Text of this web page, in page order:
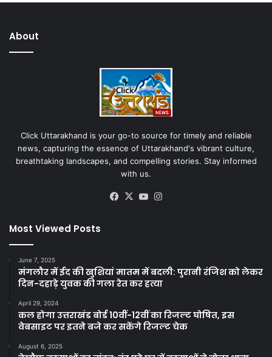
About
Click Uttarakhand is your go-to source for timely and reliable
news, capturing the essence of Uttarakhand's vibrant culture,
breathtaking landscapes, and compelling stories. Stay informed
with us.
Facebook
X YouTube
Most Viewed Posts
June 7, 2025
मंगलौर में ईद की खुशियां मातम में बदली: पुरानी रंजिश को लेकर
दिन-दहाड़े युवक की गला रेत कर हत्या
April 29, 2024
कल होगा उत्तराखंड बोर्ड 10वीं-12वीं का रिजल्ट घोषित, इस
वेबसाइट पर इतने बजे कर सकेंगे रिजल्ट चेक
August 6, 2025